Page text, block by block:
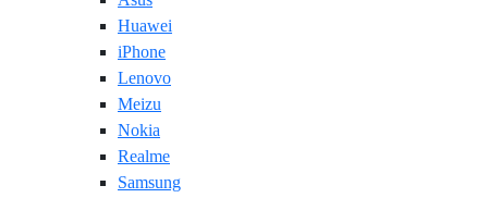
Huawei
iPhone
Lenovo
Meizu
Nokia
Realme
Samsung